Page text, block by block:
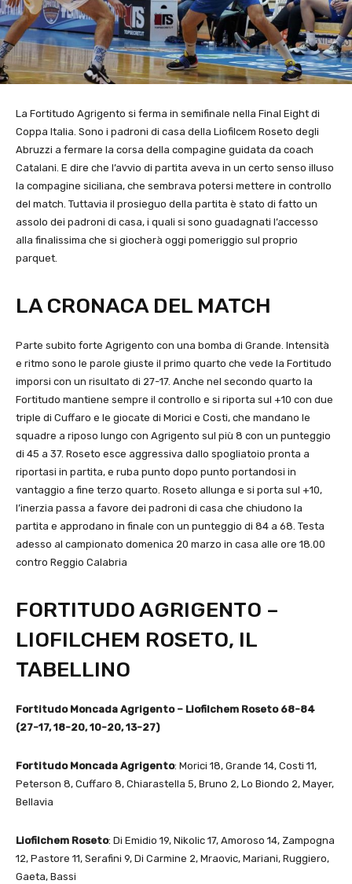
La Fortitudo Agrigento si ferma in semifinale nella Final Eight di
Coppa Italia. Sono i padroni di casa della Liofilcem Roseto degli
Abruzzi a fermare la corsa della compagine guidata da coach
Catalani. E dire che l’avvio di partita aveva in un certo senso illuso
la compagine siciliana, che sembrava potersi mettere in controllo
del match. Tuttavia il prosieguo della partita è stato di fatto un
assolo dei padroni di casa, i quali si sono guadagnati l’accesso
alla finalissima che si giocherà oggi pomeriggio sul proprio
parquet.
LA CRONACA DEL MATCH
Parte subito forte Agrigento con una bomba di Grande. Intensità
e ritmo sono le parole giuste il primo quarto che vede la Fortitudo
imporsi con un risultato di 27-17. Anche nel secondo quarto la
Fortitudo mantiene sempre il controllo e si riporta sul +10 con due
triple di Cuffaro e le giocate di Morici e Costi, che mandano le
squadre a riposo lungo con Agrigento sul più 8 con un punteggio
di 45 a 37. Roseto esce aggressiva dallo spogliatoio pronta a
riportasi in partita, e ruba punto dopo punto portandosi in
vantaggio a fine terzo quarto. Roseto allunga e si porta sul +10,
l’inerzia passa a favore dei padroni di casa che chiudono la
partita e approdano in finale con un punteggio di 84 a 68. Testa
adesso al campionato domenica 20 marzo in casa alle ore 18.00
contro Reggio Calabria
FORTITUDO AGRIGENTO –
LIOFILCHEM ROSETO, IL
TABELLINO
Fortitudo Moncada Agrigento – Liofilchem Roseto 68-84
(27-17, 18-20, 10-20, 13-27)
Fortitudo Moncada Agrigento: Morici 18, Grande 14, Costi 11,
Peterson 8, Cuffaro 8, Chiarastella 5, Bruno 2, Lo Biondo 2, Mayer,
Bellavia
Liofilchem Roseto: Di Emidio 19, Nikolic 17, Amoroso 14, Zampogna
12, Pastore 11, Serafini 9, Di Carmine 2, Mraovic, Mariani, Ruggiero,
Gaeta, Bassi